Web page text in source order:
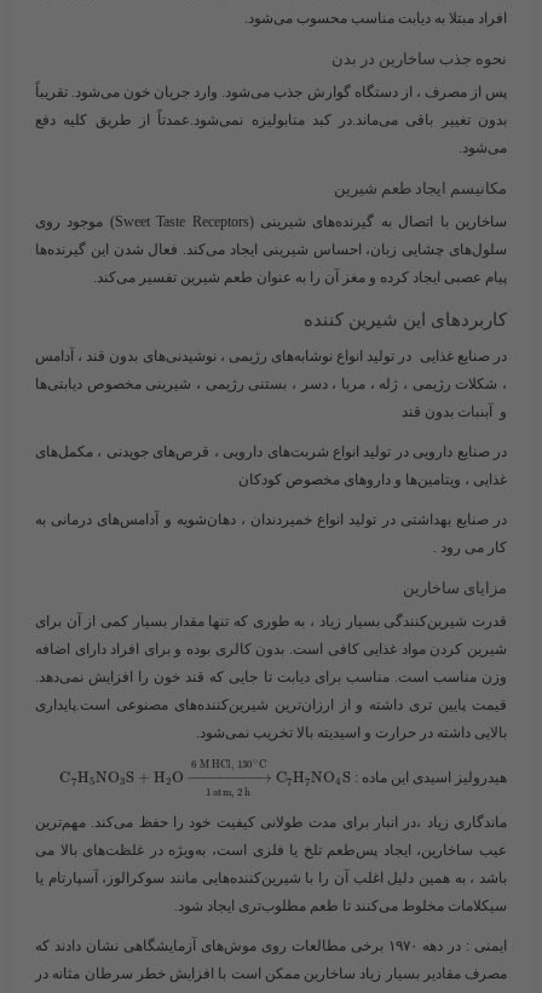
افراد مبتلا به دیابت مناسب محسوب می‌شود.
نحوه جذب ساخارین در بدن
پس از مصرف ، از دستگاه گوارش جذب می‌شود. وارد جریان خون می‌شود. تقریباً
بدون تغییر باقی می‌ماند.در کبد متابولیزه نمی‌شود.عمدتاً از طریق کلیه دفع
می‌شود.
مکانیسم ایجاد طعم شیرین
ساخارین با اتصال به گیرنده‌های شیرینی (Sweet Taste Receptors) موجود روی
سلول‌های چشایی زبان، احساس شیرینی ایجاد می‌کند. فعال شدن این گیرنده‌ها
پیام عصبی ایجاد کرده و مغز آن را به عنوان طعم شیرین تفسیر می‌کند.
کاربردهای این شیرین کننده
در صنایع غذایی در تولید انواع نوشابه‌های رژیمی ، نوشیدنی‌های بدون قند ، آدامس
، شکلات رژیمی ، ژله ، مربا ، دسر ، بستنی رژیمی ، شیرینی مخصوص دیابتی‌ها
و آبنبات بدون قند
در صنایع داروییدر تولید انواع شربت‌های دارویی ، قرص‌های جویدنی ، مکمل‌های
غذایی ، ویتامین‌ها و داروهای مخصوص کودکان
در صنایع بهداشتیدر تولید انواع خمیردندان ، دهان‌شویه و آدامس‌های درمانی به
کار می رود .
مزایای ساخارین
قدرت شیرین‌کنندگی بسیار زیاد ، به طوری که تنها مقدار بسیار کمی از آن برای
شیرین کردن مواد غذایی کافی است. بدون کالری بوده و برای افراد دارای اضافه
وزن مناسب است. مناسب برای دیابت تا جایی که قند خون را افزایش نمی‌دهد.
قیمت پایین تری داشته و از ارزان‌ترین شیرین‌کننده‌های مصنوعی است.پایداری
بالایی داشته در حرارت و اسیدیته بالا تخریب نمی‌شود.
هیدرولیز اسیدی این ماده : ​ C7H5NO3S + H2 O − →
−−−−−−−−
1 atm, 2 h
6 M H Cl 130∘C
C7H7NO4 S
ماندگاری زیاد ،در انبار برای مدت طولانی کیفیت خود را حفظ می‌کند. مهم‌ترین
عیب ساخارین، ایجاد پس‌طعم تلخ یا فلزی
است، به‌ویژه در غلظت‌های بالا می
باشد ، به همین دلیل اغلب آن را با شیرین‌کننده‌هایی مانند سوکرالوز، آسپارتام یا
سیکلامات مخلوط می‌کنند تا طعم مطلوب‌تری ایجاد شود.
ایمنی :
در دهه ۱۹۷۰ برخی مطالعات روی موش‌های آزمایشگاهی نشان دادند که
مصرف مقادیر بسیار زیاد ساخارین ممکن است با افزایش خطر سرطان مثانه در